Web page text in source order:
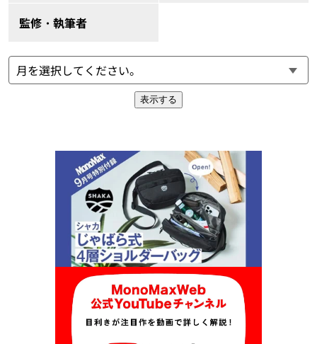
監修・執筆者
表示する